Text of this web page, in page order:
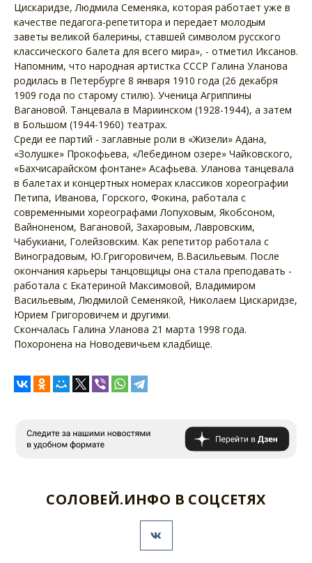
Цискаридзе, Людмила Семеняка, которая работает уже в
качестве педагога-репетитора и передает молодым
заветы великой балерины, ставшей символом русского
классического балета для всего мира», - отметил Иксанов.
Напомним, что народная артистка СССР Галина Уланова
родилась в Петербурге 8 января 1910 года (26 декабря
1909 года по старому стилю). Ученица Агриппины
Вагановой. Танцевала в Мариинском (1928-1944), а затем
в Большом (1944-1960) театрах.
Среди ее партий - заглавные роли в «Жизели» Адана,
«Золушке» Прокофьева, «Лебедином озере» Чайковского,
«Бахчисарайском фонтане» Асафьева. Уланова танцевала
в балетах и концертных номерах классиков хореографии
Петипа, Иванова, Горского, Фокина, работала с
современными хореографами Лопуховым, Якобсоном,
Вайноненом, Вагановой, Захаровым, Лавровским,
Чабукиани, Голейзовским. Как репетитор работала с
Виноградовым, Ю.Григоровичем, В.Васильевым. После
окончания карьеры танцовщицы она стала преподавать -
работала с Екатериной Максимовой, Владимиром
Васильевым, Людмилой Семенякой, Николаем Цискаридзе,
Юрием Григоровичем и другими.
Скончалась Галина Уланова 21 марта 1998 года.
Похоронена на Новодевичьем кладбище.
СОЛОВЕЙ.ИНФО В СОЦСЕТЯХ